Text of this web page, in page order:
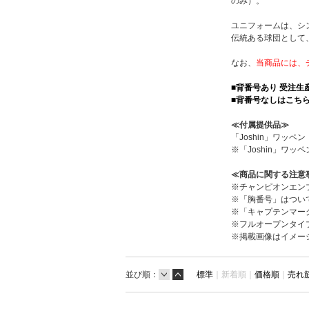
ユニフォームは、
伝統ある球団として
なお、 当商品には、
■背番号あり 受注生
■背番号なしはこち
≪付属提供品≫
「Joshin」ワッペ
※「Joshin」ワッペ
≪商品に関する注
※チャンピオンエン
※「胸番号」はつい
※「キャプテンマー
※フルオープンタイ
※掲載画像はイメー
並び順： 標準 ｜ 新着順｜ 価格順 ｜ 売れ